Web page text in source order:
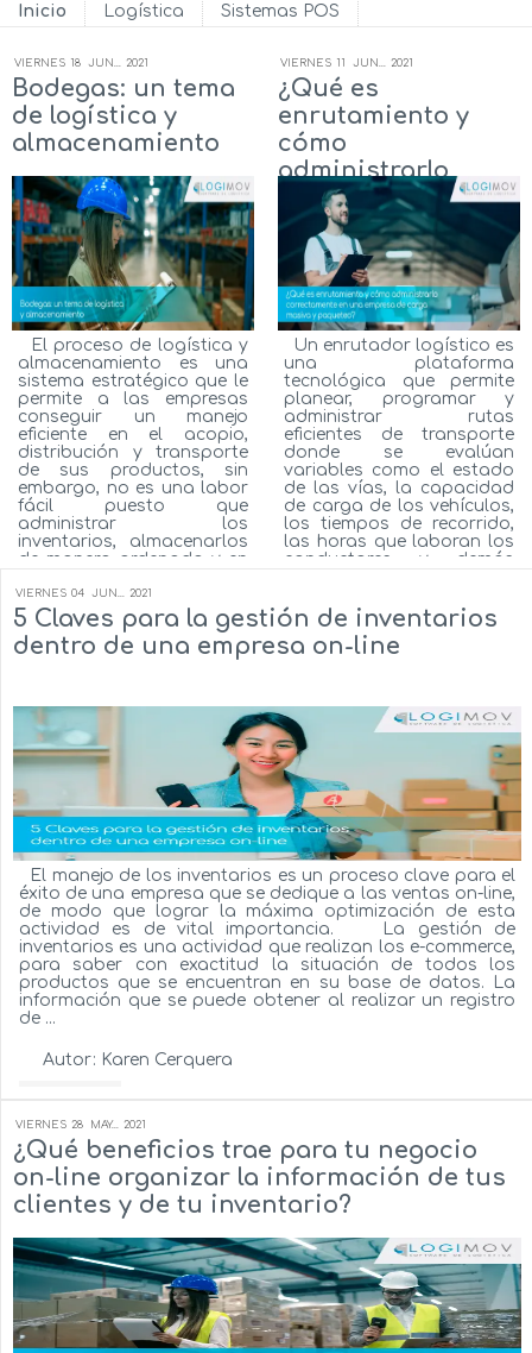
Inicio Logística Sistemas POS
VIERNES 18 JUN... 2021
Bodegas: un tema
de logística y
almacenamiento
El proceso de logística y
almacenamiento es una
sistema estratégico que le
permite a las empresas
conseguir un manejo
eficiente en el acopio,
distribución y transporte
de sus productos, sin
embargo, no es una labor
fácil puesto que
administrar los
inventarios, almacenarlos
de manera ordenada y en
degraden, como
transpórtalos de un lugar
ágilmente, son actividades
que por mucho tiempo
han sido un gran reto
Autor:
Ver más...
VIERNES 11 JUN... 2021
¿Qué es
enrutamiento y
cómo
administrarlo
correctamente en
una empresa de
carga masiva y
paqueteo?
Un enrutador logístico es
una plataforma
tecnológica que permite
planear, programar y
administrar rutas
eficientes de transporte
donde se evalúan
variables como el estado
de las vías, la capacidad
de carga de los vehículos,
los tiempos de recorrido,
las horas que laboran los
conductores y demás
empresa, este adelanto
tecnológico permite que
las empresas optimicen
Autor:Milton Flórez
Ver más...
VIERNES 04 JUN... 2021
5 Claves para la gestión de inventarios
dentro de una empresa on-line
El manejo de los inventarios es un proceso clave para el
éxito de una empresa que se dedique a las ventas on-line,
de modo que lograr la máxima optimización de esta
actividad es de vital importancia. La gestión de
inventarios es una actividad que realizan los e-commerce,
para saber con exactitud la situación de todos los
productos que se encuentran en su base de datos. La
información que se puede obtener al realizar un registro
de ...
Autor: Karen Cerquera
VIERNES 28 MAY... 2021
¿Qué beneficios trae para tu negocio
on-line organizar la información de tus
clientes y de tu inventario?